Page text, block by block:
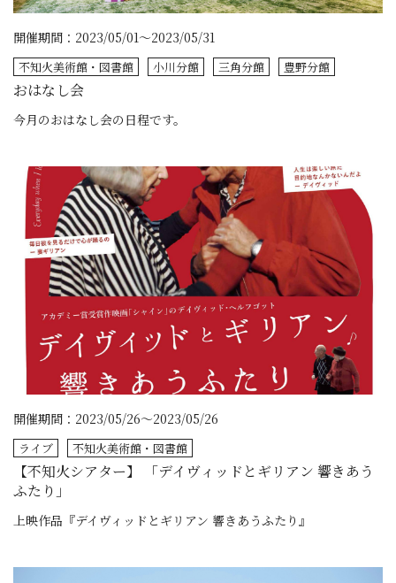
おはなし会
開催期間：2023/05/01～2023/05/31
今月のおはなし会の日程です。
不知火美術館・図書館 小川分館 三角分館 豊野分館
【不知火シアター】 「デイヴィッドとギリアン 響きあう
ふたり」
開催期間：2023/05/26～2023/05/26
上映作品『デイヴィッドとギリアン 響きあうふたり』
ライブ 不知火美術館・図書館